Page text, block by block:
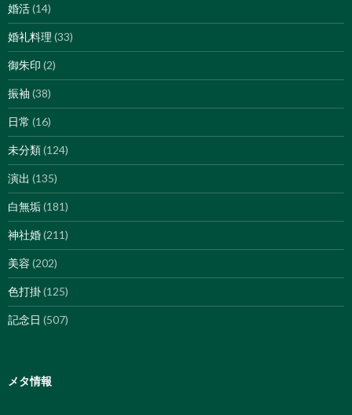
婚活(14)
婚礼料理 (33)
御朱印 (2)
振袖 (38)
日常 (16)
未分類(124)
演出 (135)
白無垢(181)
神社婚(211)
美容 (202)
色打掛(125)
記念日 (507)
メタ情報